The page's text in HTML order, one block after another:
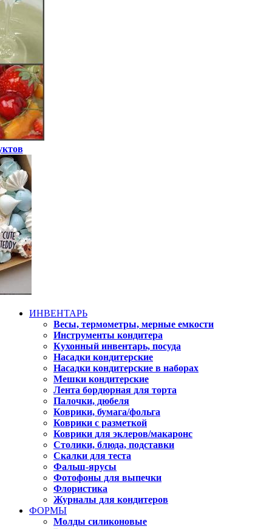
ИНВЕНТАРЬ
Весы, термометры, мерные емкости
Инструменты кондитера
Кухонный инвентарь, посуда
Насадки кондитерские
Насадки кондитерские в наборах
Мешки кондитерские
Лента бордюрная для торта
Палочки, дюбеля
Коврики, бумага/фольга
Коврики с разметкой
Коврики для эклеров/макаронс
Столики, блюда, подставки
Скалки для теста
Фальш-ярусы
Фотофоны для выпечки
Флористика
Журналы для кондитеров
ФОРМЫ
Молды силиконовые